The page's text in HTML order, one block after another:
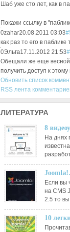
Шаб уже сто лет, как в
Покажи ссылку в
0zahar20.08.2011 03:03
как раз то его в паблике
0Эльга17.11.2012 21:53
Обещали же еще весной
получить доступ к
Обновить список
RSS лента
ЛИТЕРАТУРА
8
На днях
Если вы
на CMS
2.5 то
10